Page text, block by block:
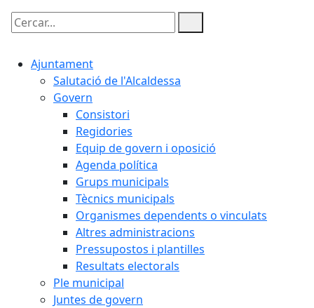
Cercar:
Ajuntament
Salutació de l'Alcaldessa
Govern
Consistori
Regidories
Equip de govern i oposició
Agenda política
Grups municipals
Tècnics municipals
Organismes dependents o vinculats
Altres administracions
Pressupostos i plantilles
Resultats electorals
Ple municipal
Juntes de govern